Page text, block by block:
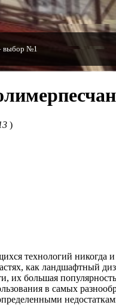
выбор №1
)
технологий никогда
как ландшафтный
большая
в самых